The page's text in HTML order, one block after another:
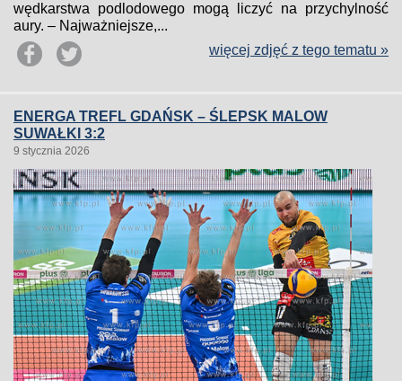
wędkarstwa podlodowego mogą liczyć na przychylność
aury. – Najważniejsze,...
więcej zdjęć z tego tematu »
ENERGA TREFL GDAŃSK – ŚLEPSK MALOW
SUWAŁKI 3:2
9 stycznia 2026